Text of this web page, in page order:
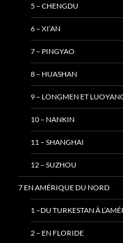
5 – CHENGDU
6 – XI’AN
7 – PINGYAO
8 – HUASHAN
9 – LONGMEN ET
10 – NANKIN
11 – SHANGHAI
12 – SUZHOU
7 EN AMÉRIQUE DU NORD
1 –DU TURKESTAN À
2 – EN FLORIDE